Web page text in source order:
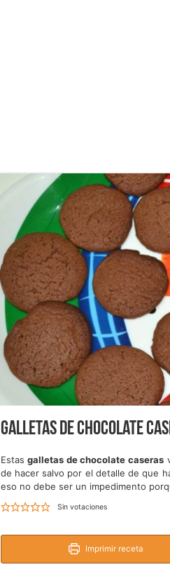
Galletas de chocolate
Estasgalletas de chocolate caseras
de hacer salvo por el detalle de que
eso no debe ser un impedimento
Sin votaciones
Imprimir receta